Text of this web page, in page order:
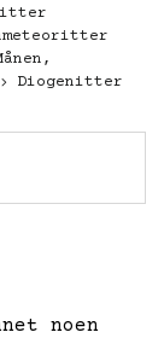
Diogenitter
noen